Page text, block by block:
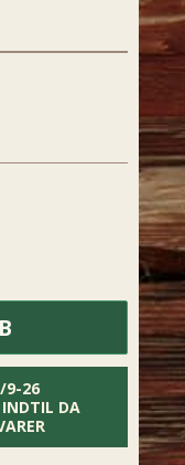
9-26
INDTIL DA